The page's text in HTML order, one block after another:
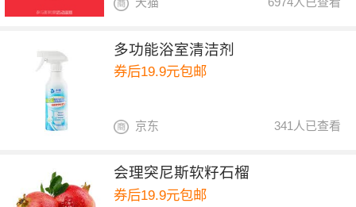
多功能浴室清洁剂
券后19.9元包邮
341人已查看
京东
会理突尼斯软籽石榴
券后19.9元包邮